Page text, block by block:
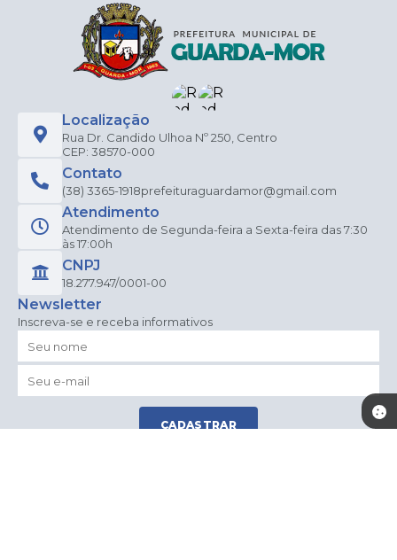
Localização
Rua Dr. Candido Ulhoa Nº 250, Centro
CEP: 38570-000
Contato
(38) 3365-1918prefeituraguardamor@gmail.com
Atendimento
Atendimento de Segunda-feira a Sexta-feira das 7:30
às 17:00h
CNPJ
18.277.947/0001-00
Newsletter
Inscreva-se e receba informativos
CADASTRAR